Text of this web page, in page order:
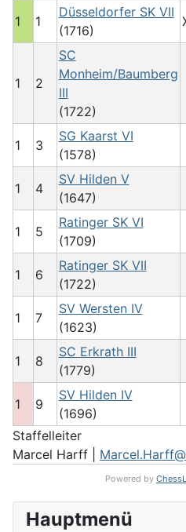
1 1
Düsseldorfer SK VII
(1716)
1 2
SC
Monheim/Baumberg
III
(1722)
1 3
SG Kaarst VI
(1578)
1 4
SV Hilden V
(1647)
1 5
Ratinger SK VI
(1709)
1 6
Ratinger SK VII
(1722)
1 7
SV Wersten IV
(1623)
1 8
SC Erkrath III
(1779)
1 9
SV Hilden IV
(1696)
Staffelleiter
Marcel Harff |
Powered by
Hauptmenü